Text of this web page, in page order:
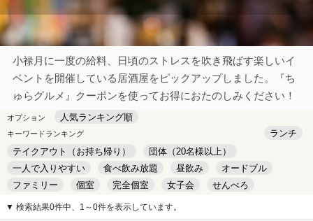
小禄月に一度の給料、日頃のストレスを吹き飛ばす楽しいイ
ベントを開催している居酒屋をピックアップしました。『ち
ゅらグルメ』クーポンを使ってお得におたのしみください！
オプション 人気ランキング順
キーワードランキング
ランチ
テイクアウト（お持ち帰り）
団体（20名様以上）
一人で入りやすい
食べ飲み放題 昼飲み
オードブル
ファミリー
個室 完全個室 女子会
せんべろ
キッズルーム
安い デート
▼ 検索結果0件中、1～0件を表示しています。